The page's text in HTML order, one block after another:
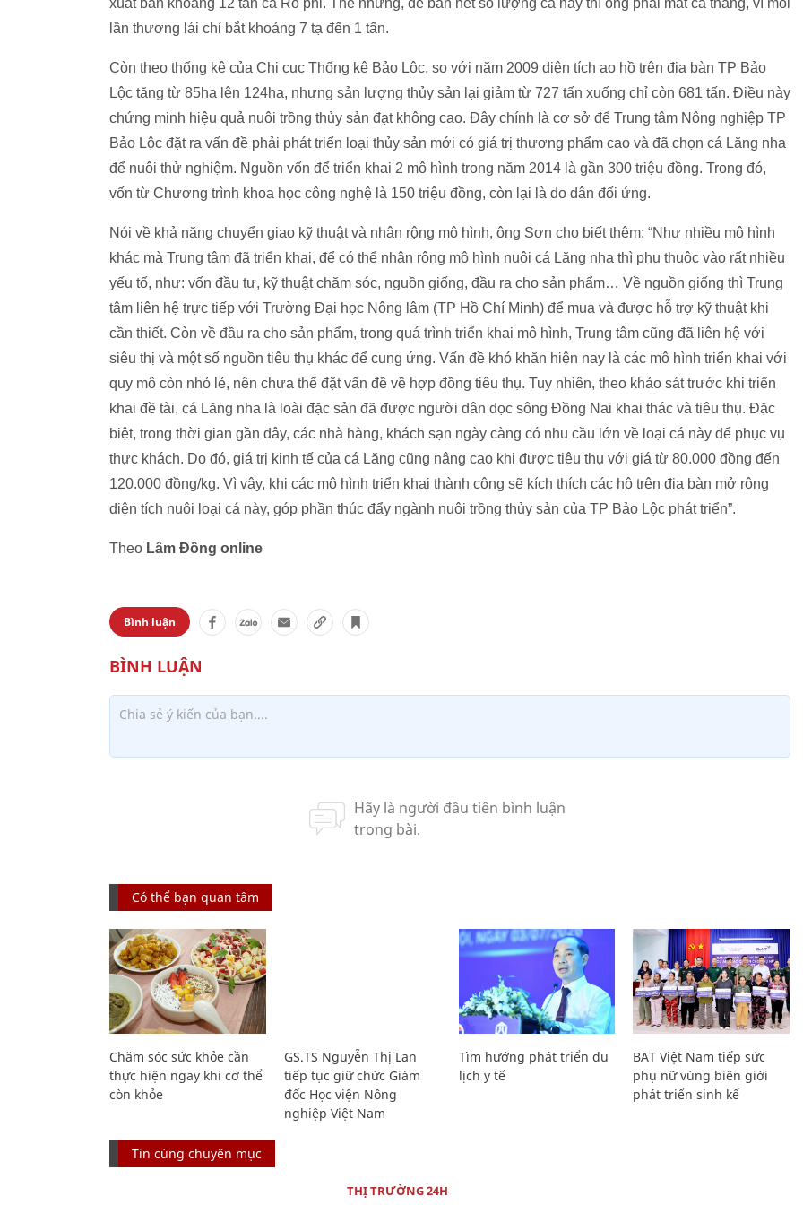
xuất bán khoảng 12 tấn cá Rô phi. Thế nhưng, để bán hết số lượng cá này thì ông phải mất cả tháng, vì mỗi
lần thương lái chỉ bắt khoảng 7 tạ đến 1 tấn.
Còn theo thống kê của Chi cục Thống kê Bảo Lộc, so với năm 2009 diện tích ao hồ trên địa bàn TP Bảo
Lộc tăng từ 85ha lên 124ha, nhưng sản lượng thủy sản lại giảm từ 727 tấn xuống chỉ còn 681 tấn. Điều này
chứng minh hiệu quả nuôi trồng thủy sản đạt không cao. Đây chính là cơ sở để Trung tâm Nông nghiệp TP
Bảo Lộc đặt ra vấn đề phải phát triển loại thủy sản mới có giá trị thương phẩm cao và đã chọn cá Lăng nha
để nuôi thử nghiệm. Nguồn vốn để triển khai 2 mô hình trong năm 2014 là gần 300 triệu đồng. Trong đó,
vốn từ Chương trình khoa học công nghệ là 150 triệu đồng, còn lại là do dân đối ứng.
Nói về khả năng chuyển giao kỹ thuật và nhân rộng mô hình, ông Sơn cho biết thêm: “Như nhiều mô hình
khác mà Trung tâm đã triển khai, để có thể nhân rộng mô hình nuôi cá Lăng nha thì phụ thuộc vào rất nhiều
yếu tố, như: vốn đầu tư, kỹ thuật chăm sóc, nguồn giống, đầu ra cho sản phẩm… Về nguồn giống thì Trung
tâm liên hệ trực tiếp với Trường Đại học Nông lâm (TP Hồ Chí Minh) để mua và được hỗ trợ kỹ thuật khi
cần thiết. Còn về đầu ra cho sản phẩm, trong quá trình triển khai mô hình, Trung tâm cũng đã liên hệ với
siêu thị và một số nguồn tiêu thụ khác để cung ứng. Vấn đề khó khăn hiện nay là các mô hình triển khai với
quy mô còn nhỏ lẻ, nên chưa thể đặt vấn đề về hợp đồng tiêu thụ. Tuy nhiên, theo khảo sát trước khi triển
khai đề tài, cá Lăng nha là loài đặc sản đã được người dân dọc sông Đồng Nai khai thác và tiêu thụ. Đặc
biệt, trong thời gian gần đây, các nhà hàng, khách sạn ngày càng có nhu cầu lớn về loại cá này để phục vụ
thực khách. Do đó, giá trị kinh tế của cá Lăng cũng nâng cao khi được tiêu thụ với giá từ 80.000 đồng đến
120.000 đồng/kg. Vì vậy, khi các mô hình triển khai thành công sẽ kích thích các hộ trên địa bàn mở rộng
diện tích nuôi loại cá này, góp phần thúc đẩy ngành nuôi trồng thủy sản của TP Bảo Lộc phát triển”.
Theo Lâm Đồng online
Bình luận
Có thể bạn quan tâm
Chăm sóc sức khỏe cần
thực hiện ngay khi cơ thể
còn khỏe
GS.TS Nguyễn Thị Lan
tiếp tục giữ chức Giám
đốc Học viện Nông
nghiệp Việt Nam
Tìm hướng phát triển du
lịch y tế
BAT Việt Nam tiếp sức
phụ nữ vùng biên giới
phát triển sinh kế
Tin cùng chuyên mục
THỊ TRƯỜNG 24H